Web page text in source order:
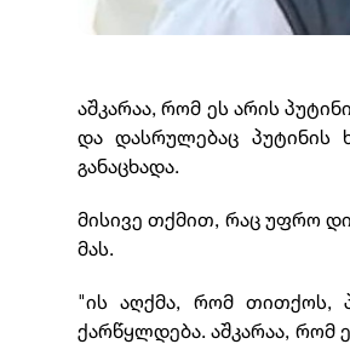
აშკარაა, რომ ეს არის
და დასრულებაც პუტინის
განაცხადა.
მისივე თქმით, რაც უფრო
მას.
"ის აღქმა, რომ თითქოს,
ქარწყლდება. აშკარაა, რომ